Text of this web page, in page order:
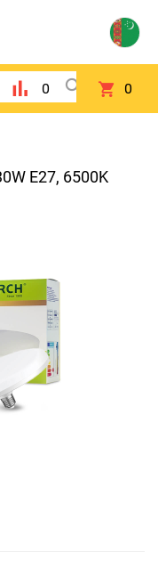
0 0
E27, 6500K